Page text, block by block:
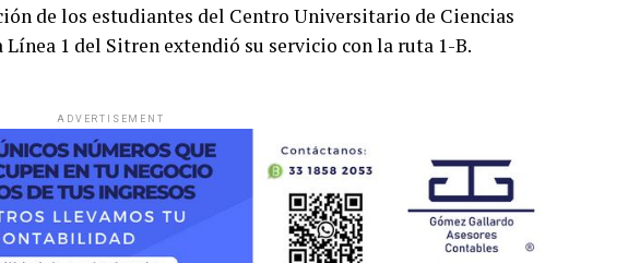
de los estudiantes del Centro Universitario de Ciencias
1 del Sitren extendió su servicio con la ruta 1-B.
ADVERTISEMENT